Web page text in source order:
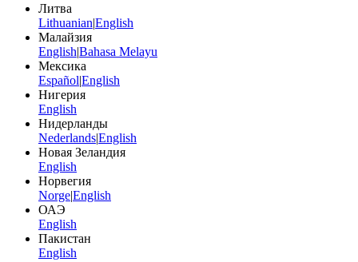
Литва
Lithuanian|English
Малайзия
English|Bahasa Melayu
Мексика
Español|English
Нигерия
English
Нидерланды
Nederlands|English
Новая Зеландия
English
Норвегия
Norge|English
ОАЭ
English
Пакистан
English